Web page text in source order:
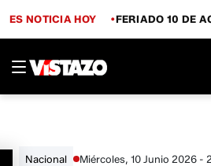
ES NOTICIA HOY FERIADO 10 DE
Nacional Miércoles, 10 Junio 2026 -